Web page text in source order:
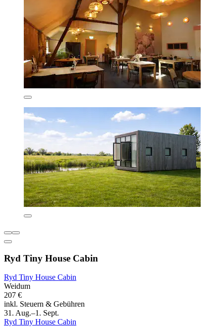
Ryd Tiny House Cabin
Ryd Tiny House Cabin
Weidum
207 €
inkl. Steuern & Gebühren
31. Aug.–1. Sept.
Ryd Tiny House Cabin